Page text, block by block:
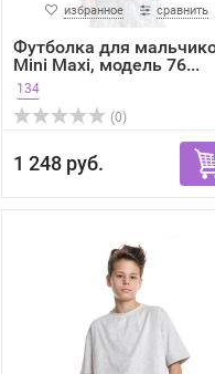
избранное сравнить
Футболка для
Mini Maxi, модель 76...
134
(0)
1 248 руб.